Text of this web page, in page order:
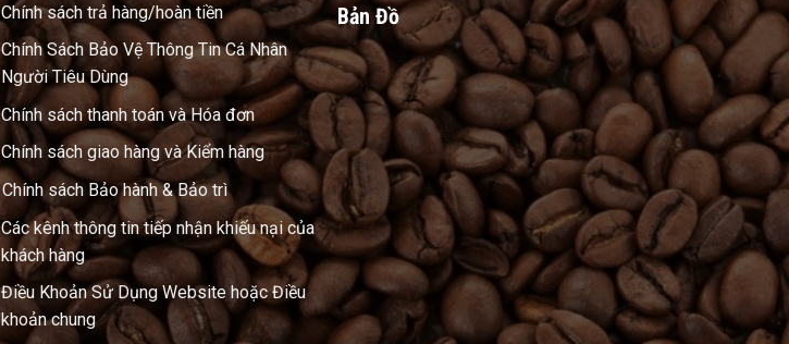
Chính sách trả hàng/hoàn tiền
Chính Sách Bảo Vệ Thông Tin Cá Nhân
Người Tiêu Dùng
Chính sách thanh toán và Hóa đơn
Chính sách giao hàng và Kiểm hàng
Chính sách Bảo hành & Bảo trì
Các kênh thông tin tiếp nhận khiếu nại của
khách hàng
Điều Khoản Sử Dụng Website hoặc Điều
khoản chung
Bản Đồ